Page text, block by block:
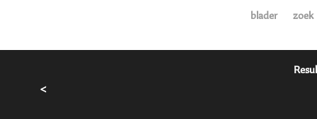
blader zoek
<